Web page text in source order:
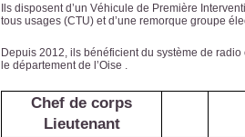
Ils disposent d’un Véhicule de Première
tous usages (CTU) et d’une remorque groupe
Depuis 2012, ils bénéficient du système de
le département de l’Oise .
Chef de corps
Lieutenant